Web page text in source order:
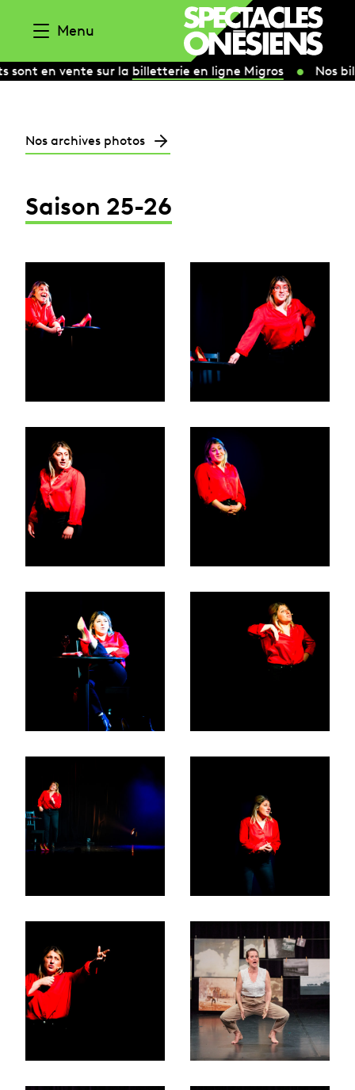
Menu
en vente sur labilletterie en ligne Migros Nos
Nos archives photos
Saison 25-26